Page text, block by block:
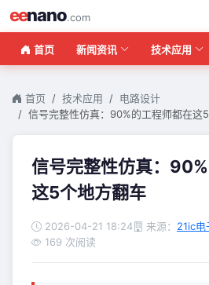
eenano.com
首页 新闻资讯 技术应用
首页 技术应用
电路设计
信号完整性仿真：90%的工程师都在这
信号完整性仿真：
这5个地方翻车
2026-04-21 18:24 来源： 21ic电
169 次阅读